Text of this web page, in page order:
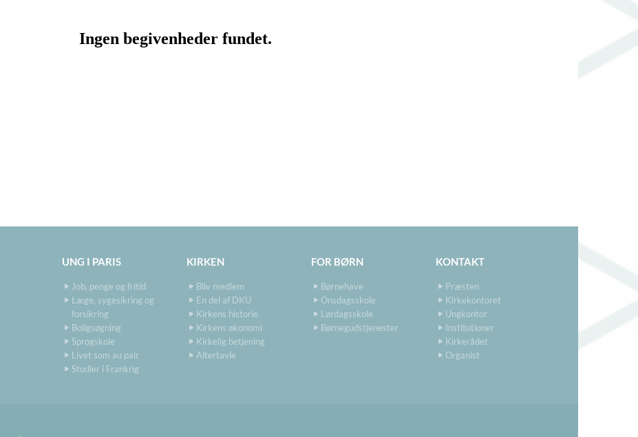
UNG I PARIS
Job, penge og fritid
Læge, sygesikring og
forsikring
Boligsøgning
Sprogskole
Livet som au pair
Studier i Frankrig
KIRKEN
Bliv medlem
En del af DKU
Kirkens historie
Kirkens økonomi
Kirkelig betjening
Altertavle
FOR BØRN
Børnehave
Onsdagsskole
Lørdagsskole
Børnegudstjenester
KONTAKT
Præsten
Kirkekontoret
Ungkontor
Institutioner
Kirkerådet
Organist